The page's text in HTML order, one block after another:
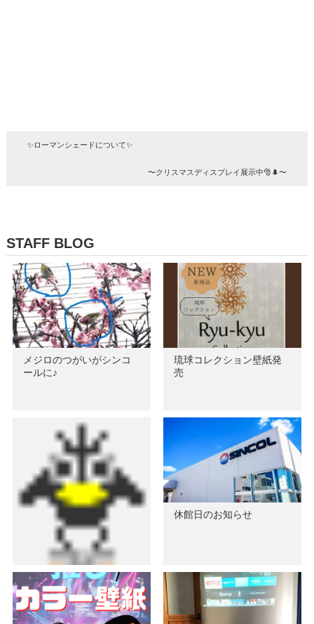
✨ローマンシェードについて✨
〜クリスマスディスプレイ展示中🎅🌲〜
STAFF BLOG
メジロのつがいがシンコ
ールに♪
琉球コレクション壁紙発
売
休館日のお知らせ